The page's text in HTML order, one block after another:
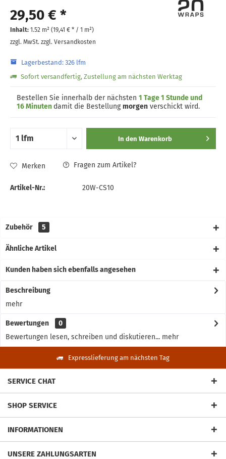
29,50 € *
Inhalt: 1.52 m² (19,41 € * / 1 m²)
zzgl. MwSt. zzgl. Versandkosten
Lagerbestand: 326 lfm
Sofort versandfertig, Zustellung am nächsten Werktag
Bestellen Sie innerhalb der nächsten 1 Tage 1 Stunde und
16 Minuten damit die Bestellungmorgen verschickt wird.
In den Warenkorb
Merken Fragen zum Artikel?
Artikel-Nr.: 20W-CS10
Zubehör 5
Ähnliche Artikel
Kunden haben sich ebenfalls angesehen
Beschreibung
mehr
Bewertungen
0
Bewertungen lesen, schreiben und diskutieren... mehr
Expresslieferung am nächsten Tag
SERVICE CHAT
SHOP SERVICE
INFORMATIONEN
UNSERE ZAHLUNGSARTEN